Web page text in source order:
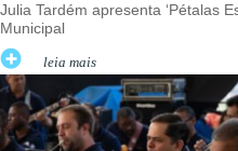
Julia Tardém apresenta ‘Pétalas
Municipal
leia mais